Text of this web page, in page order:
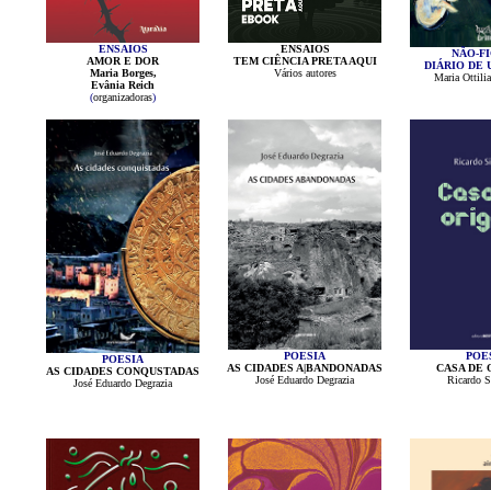
ENSAIOS
AMOR E DOR
Maria Borges,
Evânia Reich
(organizadoras)
ENSAIOS
TEM CIÊNCIA PRETA AQUI
Vários autores
NÃO-
DIÁRIO DE
Maria
POESIA
AS CIDADES CONQUSTADAS
José Eduardo Degrazia
POESIA
AS CIDADES A|BANDONADAS
José Eduardo Degrazia
CASA DE
Ricardo